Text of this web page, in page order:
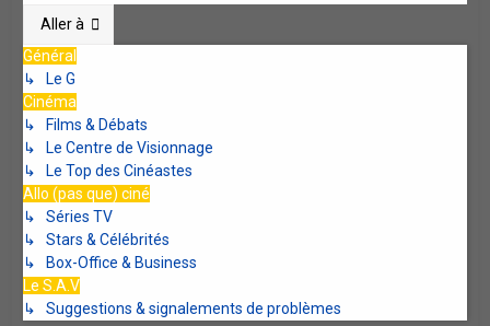
dernier
Aller à
Général
↳ Le G
Cinéma
↳ Films & Débats
↳ Le Centre de Visionnage
↳ Le Top des Cinéastes
Allo (pas que) ciné
↳ Séries TV
↳ Stars & Célébrités
↳ Box-Office & Business
Le S.A.V
↳ Suggestions & signalements de problèmes